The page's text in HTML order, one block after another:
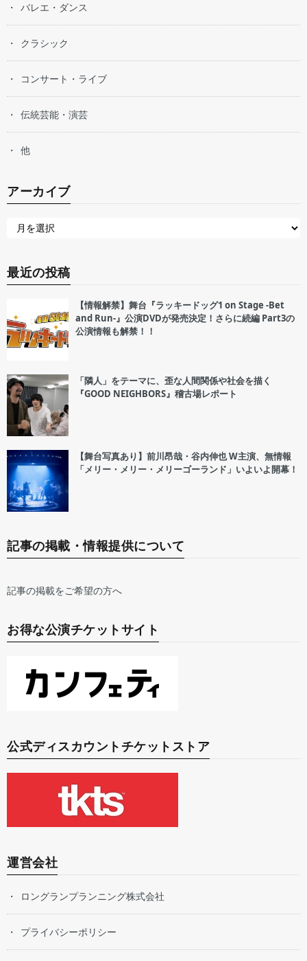
バレエ・ダンス
クラシック
コンサート・ライブ
伝統芸能・演芸
他
アーカイブ
最近の投稿
【情報解禁】舞台『ラッキードッグ1 on Stage -Bet
and Run-』公演DVDが発売決定！さらに続編 Part3の
公演情報も解禁！！
「隣人」をテーマに、歪な人間関係や社会を描く
『GOOD NEIGHBORS』稽古場レポート
【舞台写真あり】前川昂哉・谷内伸也 W主演、無情報
「メリー・メリー・メリーゴーランド」いよいよ開幕！
記事の掲載・情報提供について
記事の掲載をご希望の方へ
お得な公演チケットサイト
公式ディスカウントチケットストア
運営会社
ロングランプランニング株式会社
プライバシーポリシー